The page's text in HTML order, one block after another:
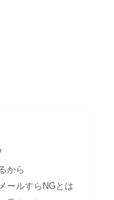
から
ールすらNGとは